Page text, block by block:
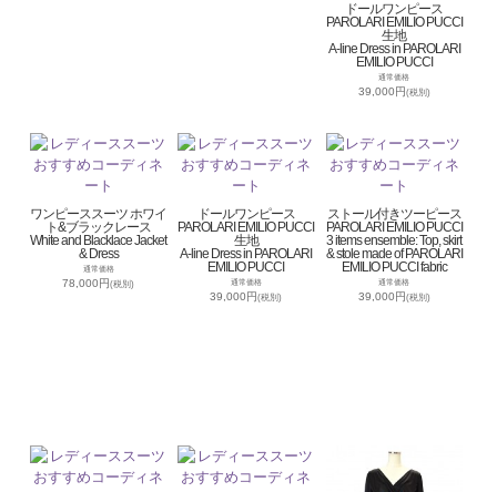
ドールワンピース
PAROLARI EMILIO PUCCI
生地
A-line Dress in PAROLARI
EMILIO PUCCI
通常価格
39,000円(税別)
ワンピーススーツ ホワイ
ト&ブラックレース
White and Blacklace Jacket
& Dress
通常価格
78,000円(税別)
ドールワンピース
PAROLARI EMILIO PUCCI
生地
A-line Dress in PAROLARI
EMILIO PUCCI
通常価格
39,000円(税別)
ストール付きツーピース
PAROLARI EMILIO PUCCI
3 items ensemble: Top, skirt
& stole made of PAROLARI
EMILIO PUCCI fabric
通常価格
39,000円(税別)